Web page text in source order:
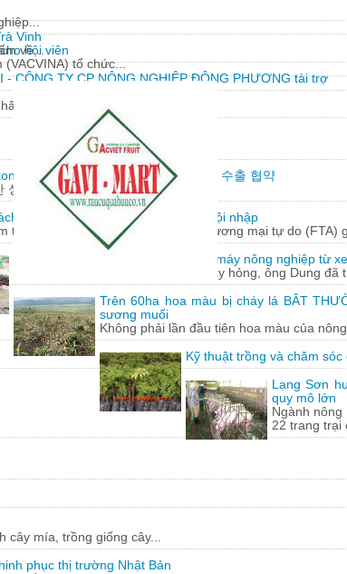
hội viên
tổ chức...
sâm có nguồn gốc từ...
herbals corporation 기업 100만불 수출 협약
성과에 감사
thức cho nông sản Việt Nam khi hội nhập
tham gia hàng loạt các hiệp định thương mại tự do (FTA)
Lão nông 'gàn' sáng chế hàng loạt máy nông nghiệp từ
Từ những động cơ, phụ tùng xe máy hỏng, ông Dung đã
Trên 60ha hoa màu bị cháy lá BÂT
sương muối
Không phải lần đầu tiên hoa màu của
Kỹ thuật trồng và chăm
Lạng Sơn
quy mô lớn
Ngành
22 trang trại
mía, trồng giống cây...
phục thị trường Nhật Bản
Vinh
về...
- CÔNG TY CP NÔNG NGHIỆP ĐÔNG PHƯƠNG tài trợ